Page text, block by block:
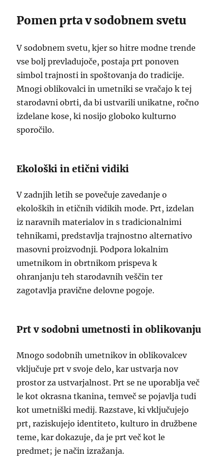
Pomen prta v sodobnem svetu
V sodobnem svetu, kjer so hitre modne trende
vse bolj prevladujoče, postaja prt ponoven
simbol trajnosti in spoštovanja do tradicije.
Mnogi oblikovalci in umetniki se vračajo k tej
starodavni obrti, da bi ustvarili unikatne, ročno
izdelane kose, ki nosijo globoko kulturno
sporočilo.
Ekološki in etični vidiki
V zadnjih letih se povečuje zavedanje o
ekoloških in etičnih vidikih mode. Prt, izdelan
iz naravnih materialov in s tradicionalnimi
tehnikami, predstavlja trajnostno alternativo
masovni proizvodnji. Podpora lokalnim
umetnikom in obrtnikom prispeva k
ohranjanju teh starodavnih veščin ter
zagotavlja pravične delovne pogoje.
Prt v sodobni umetnosti in oblikovanju
Mnogo sodobnih umetnikov in oblikovalcev
vključuje prt v svoje delo, kar ustvarja nov
prostor za ustvarjalnost. Prt se ne uporablja več
le kot okrasna tkanina, temveč se pojavlja tudi
kot umetniški medij. Razstave, ki vključujejo
prt, raziskujejo identiteto, kulturo in družbene
teme, kar dokazuje, da je prt več kot le
predmet; je način izražanja.